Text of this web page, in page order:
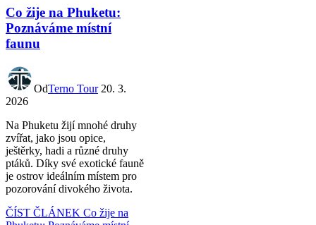
Co žije na Phuketu:
Poznáváme místní
faunu
OdTerno Tour 20. 3.
2026
Na Phuketu žijí mnohé druhy
zvířat, jako jsou opice,
ještěrky, hadi a různé druhy
ptáků. Díky své exotické fauně
je ostrov ideálním místem pro
pozorování divokého života.
ČÍST ČLÁNEK Co žije na